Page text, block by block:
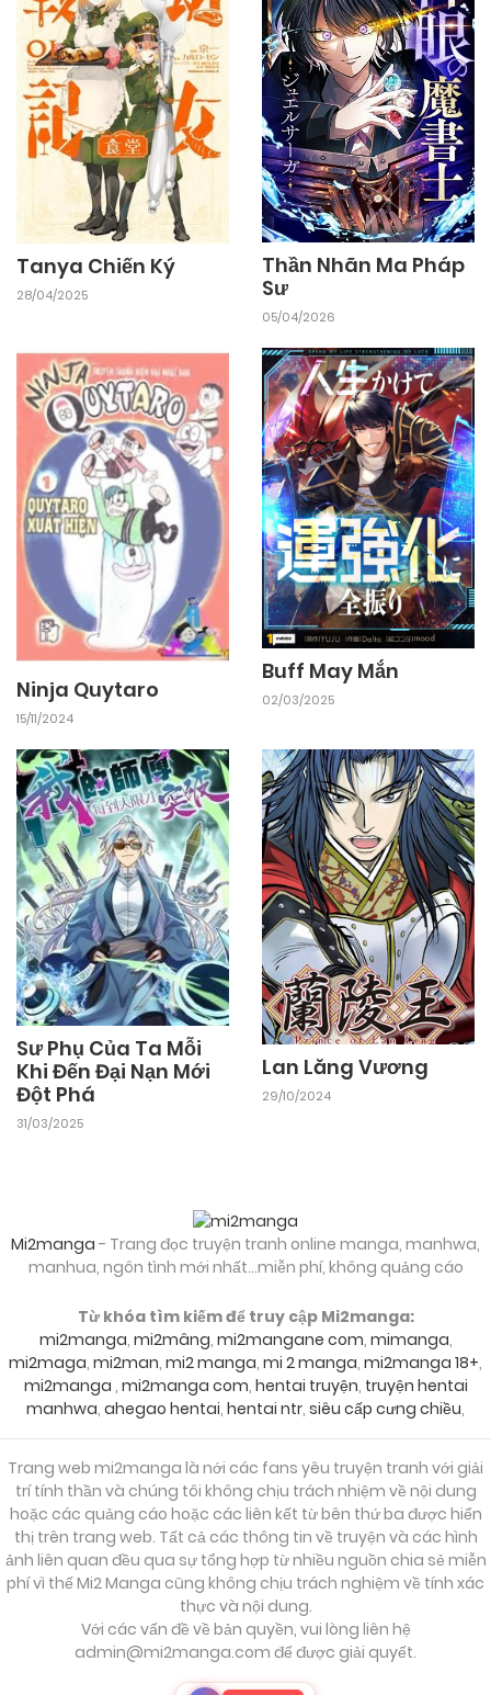
Chapter 1 25/09/2024
Chapter 0.2 25/09/2024
Chapter 0.1 25/09/2024
Tanya Chiến Ký
28/04/2025
Thần Nhãn Ma Pháp
Sư
05/04/2026
Ninja Quytaro
15/11/2024
Buff May Mắn
02/03/2025
Sư Phụ Của Ta Mỗi
Khi Đến Đại Nạn Mới
Đột Phá
31/03/2025
Lan Lăng Vương
29/10/2024
Mi2manga - Trang đọc truyện tranh online manga, manhwa,
manhua, ngôn tình mới nhất...miễn phí, không quảng cáo
Từ khóa tìm kiếm để truy cập Mi2manga:
mi2manga, mi2mâng, mi2mangane com, mimanga,
mi2maga, mi2man, mi2 manga, mi 2 manga, mi2manga 18+,
mi2manga , mi2manga com, hentai truyện, truyện hentai
manhwa, ahegao hentai, hentai ntr, siêu cấp cưng chiều,
Trang web mi2manga là nới các fans yêu truyện tranh với giải
trí tính thần và chúng tôi không chịu trách nhiệm về nội dung
hoặc các quảng cáo hoặc các liên kết từ bên thứ ba được hiển
thị trên trang web. Tất cả các thông tin về truyện và các hình
ảnh liên quan đều qua sự tổng hợp từ nhiều nguồn chia sẻ miễn
phí vì thế Mi2 Manga cũng không chịu trách nghiệm về tính xác
thực và nội dung.
Với các vấn đề về bản quyền, vui lòng liên hệ
admin@mi2manga.com để được giải quyết.